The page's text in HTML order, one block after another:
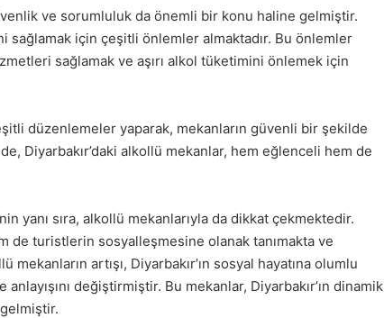
ve sorumluluk da önemli bir konu haline gelmiştir.
için çeşitli önlemler almaktadır. Bu önlemler
sağlamak ve aşırı alkol tüketimini önlemek için
düzenlemeler yaparak, mekanların güvenli bir şekilde
Diyarbakır’daki alkollü mekanlar, hem eğlenceli hem de
yanı sıra, alkollü mekanlarıyla da dikkat çekmektedir.
de turistlerin sosyalleşmesine olanak tanımakta ve
artışı, Diyarbakır’ın sosyal hayatına olumlu
değiştirmiştir. Bu mekanlar, Diyarbakır’ın dinamik